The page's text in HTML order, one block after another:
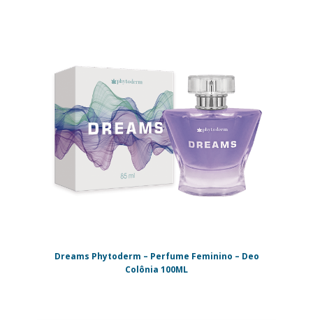
Dreams Phytoderm – Perfume Feminino – Deo
Colônia 100ML